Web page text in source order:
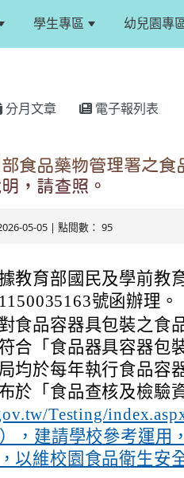
學生專區 幼兒園專
分月文章 電子報列表
食品藥物管理署之
，請查照。
05-05 | 點閱數： 95
教育部國民及學前教
號函辦理。
食品容器具包裝之食
合「食品器具容器包
均於每年執行食品容
於「食品查核及檢驗
Testing/
，建請學校參考運用
以維校園食品衛生安